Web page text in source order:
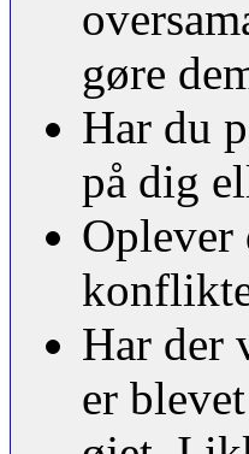
gøre
Har du
på dig
Oplever
Har der
er